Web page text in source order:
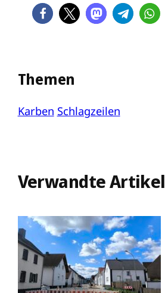
Themen
Karben Schlagzeilen
Verwandte Artikel